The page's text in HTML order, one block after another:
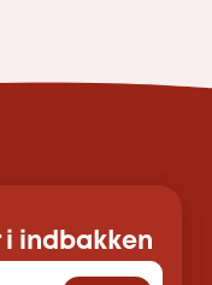
i indbakken